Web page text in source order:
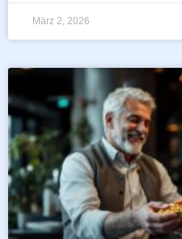
März 2, 2026